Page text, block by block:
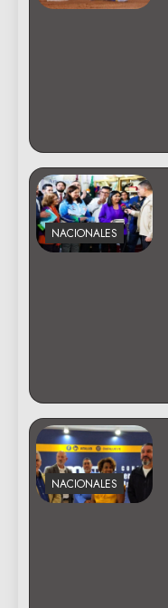
NACIONALES
NACIONALES